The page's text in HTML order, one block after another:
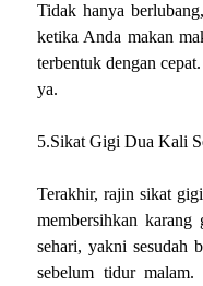
Tidak hanya
ketika Anda makan
terbentuk dengan
ya.
5.Sikat Gigi Dua Kali
Terakhir, rajin sikat
membersihkan
sehari, yakni sesudah
sebelum tidur